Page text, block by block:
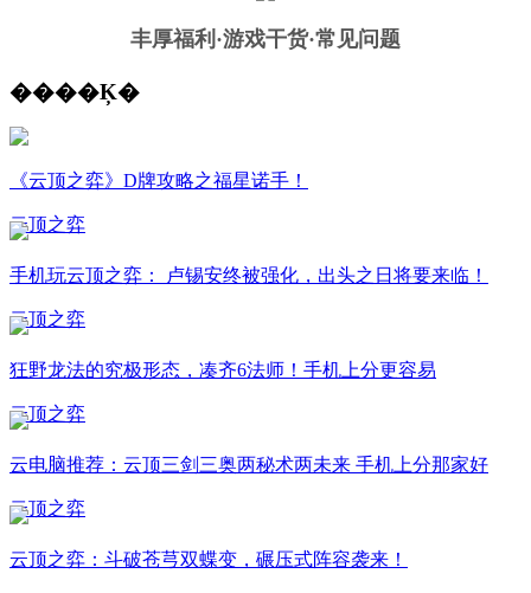
丰厚福利 ·游戏干货·常见问题
����Ķ�
《云顶之弈》D牌攻略之福星诺手！
云顶之弈
手机玩云顶之弈： 卢锡安终被强化，出头之日将要来临！
云顶之弈
狂野龙法的究极形态，凑齐6法师！手机上分更容易
云顶之弈
云电脑推荐：云顶三剑三奥两秘术两未来 手机上分那家好
云顶之弈
云顶之弈：斗破苍芎双蝶变，碾压式阵容袭来！